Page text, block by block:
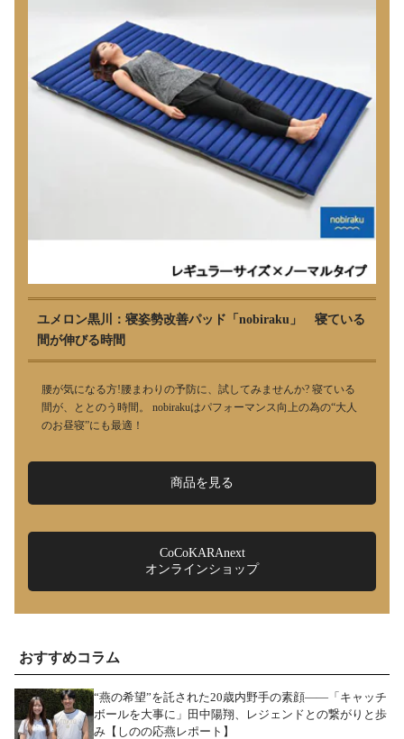
ユメロン黒川：寝姿勢改善パッド「nobiraku」 寝ている
間が伸びる時間
腰が気になる方!腰まわりの予防に、試してみませんか? 寝ている
間が、ととのう時間。 nobirakuはパフォーマンス向上の為の“大人
のお昼寝”にも最適！
商品を見る
CoCoKARAnext
オンラインショップ
おすすめコラム
“燕の希望”を託された20歳内野手の素顔――「キャッチ
ボールを大事に」田中陽翔、レジェンドとの繋がりと歩
み【しのの応燕レポート】